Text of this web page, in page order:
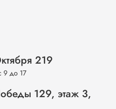
219
9 до 17
129, этаж 3,